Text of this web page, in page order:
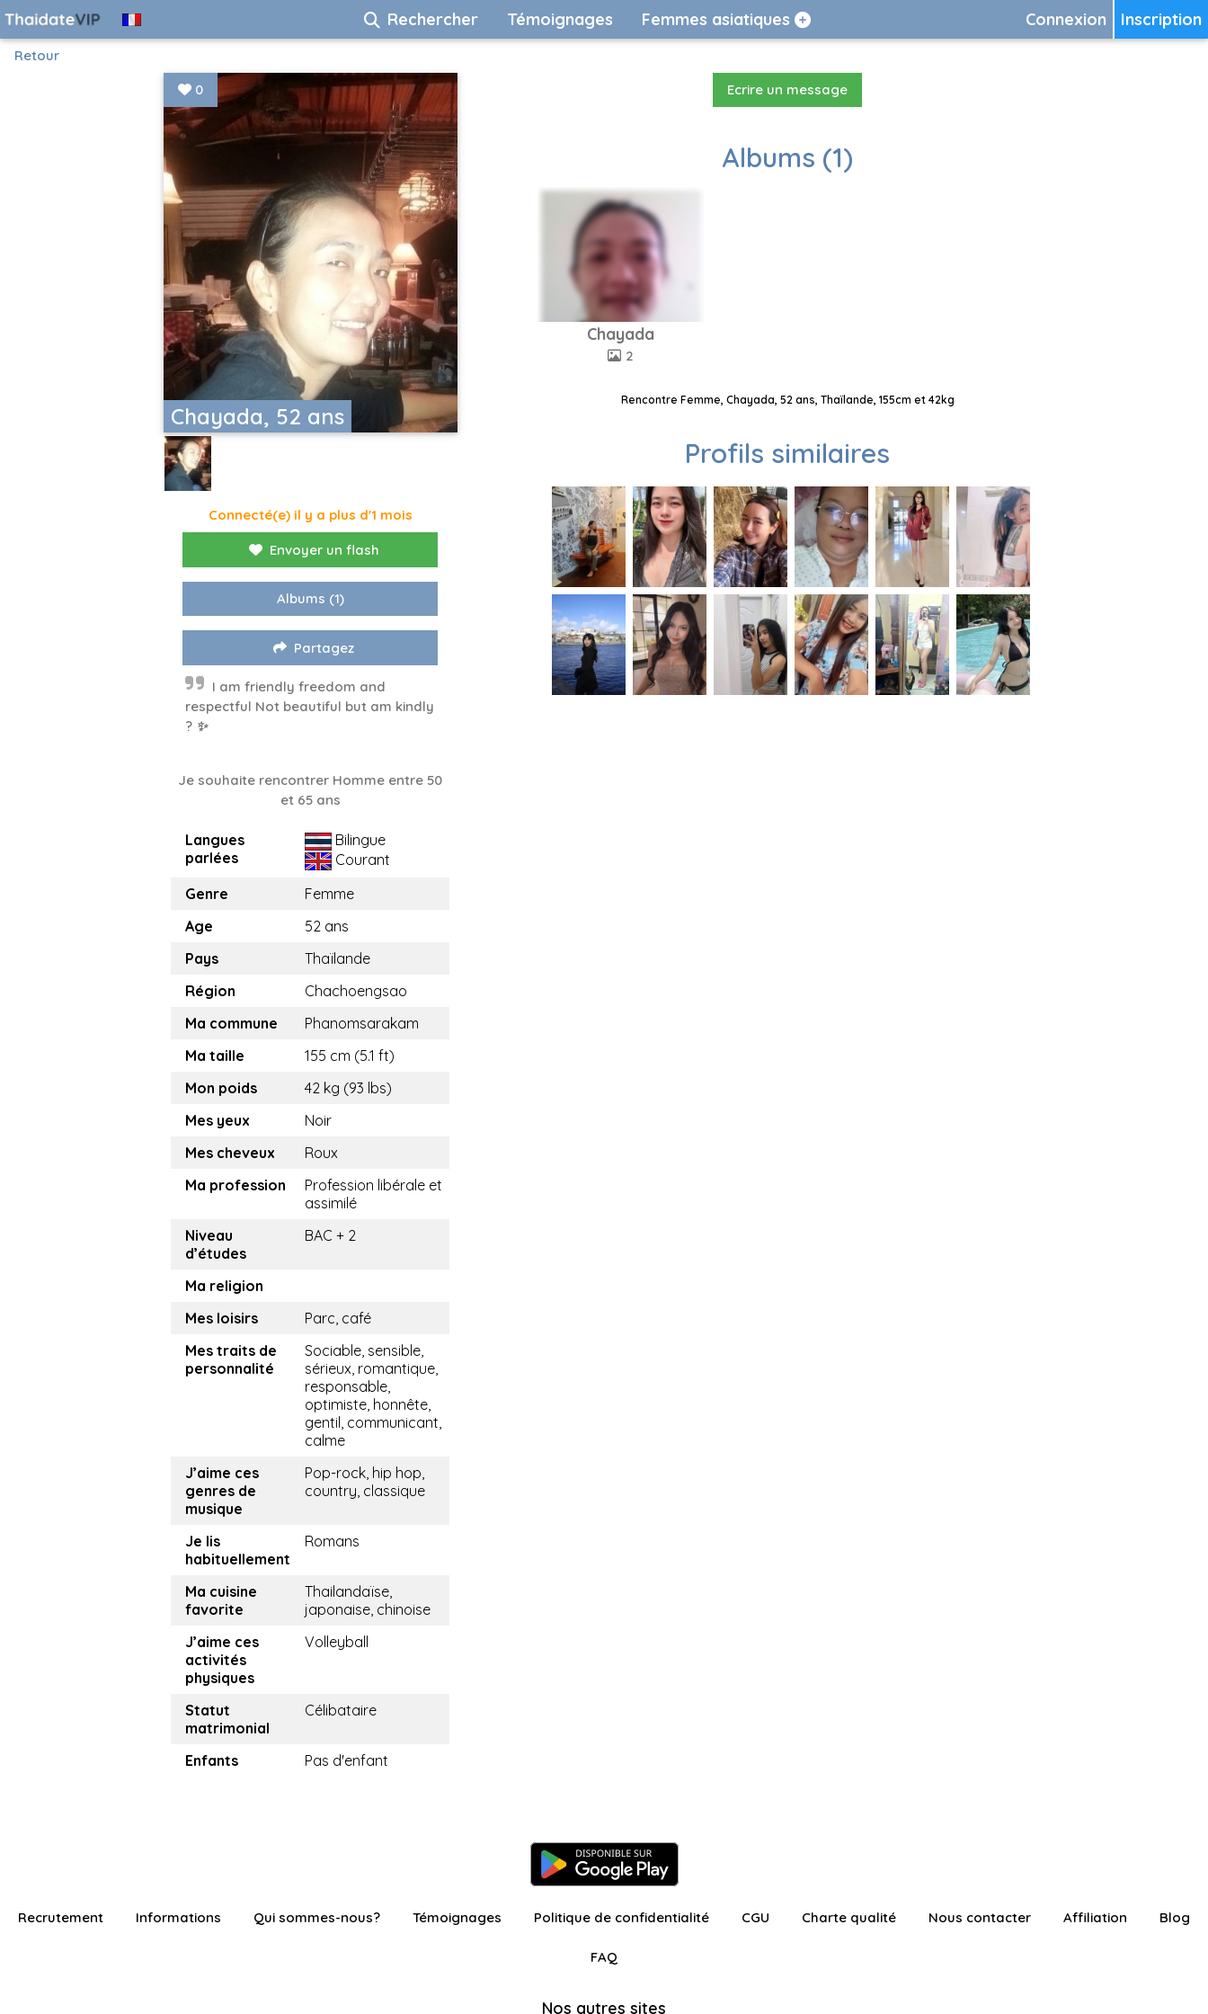
Inscription
Connexion
Rechercher Témoignages Femmes asiatiques
Retour
Chayada, 52 ans
0
Connecté(e) il y a plus d'1 mois
Envoyer un flash
Albums (1)
Partagez
I am friendly freedom and
respectful Not beautiful but am kindly
? ✨️
Je souhaite rencontrer Homme entre 50
et 65 ans
Langues
parlées
Bilingue
Courant
Genre
Femme
Age
52 ans
Pays
Thaïlande
Région
Chachoengsao
Ma commune
Phanomsarakam
Ma taille
155 cm (5.1 ft)
Mon poids
42 kg (93 lbs)
Mes yeux
Noir
Mes cheveux
Roux
Ma profession
Profession libérale et
assimilé
Niveau
d’études
BAC + 2
Ma religion
Mes loisirs
Parc, café
Mes traits de
personnalité
Sociable, sensible,
sérieux, romantique,
responsable,
optimiste, honnête,
gentil, communicant,
calme
J’aime ces
genres de
musique
Pop-rock, hip hop,
country, classique
Je lis
habituellement
Romans
Ma cuisine
favorite
Thailandaïse,
japonaise, chinoise
J’aime ces
activités
physiques
Volleyball
Statut
matrimonial
Célibataire
Enfants Pas d'enfant
Ecrire un message
Albums (1)
Chayada
2
Rencontre Femme, Chayada, 52 ans, Thaïlande, 155cm et 42kg
Profils similaires
Recrutement Informations Qui sommes-nous? Témoignages Politique de confidentialité CGU Charte qualité Nous contacter Affiliation Blog
FAQ
Nos autres sites